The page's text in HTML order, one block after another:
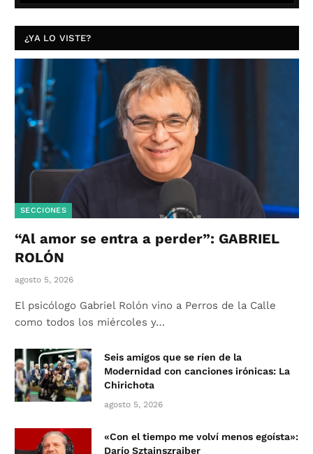
¿YA LO VISTE?
SECCIONES
“Al amor se entra a perder”: GABRIEL
ROLÓN
agosto 5, 2026
El psicólogo Gabriel Rolón vino a Perros de la Calle
como todos los miércoles y…
Seis amigos que se ríen de la
Modernidad con canciones irónicas: La
Chirichota
agosto 5, 2026
«Con el tiempo me volví menos egoísta»:
Darío Sztajnszrajber